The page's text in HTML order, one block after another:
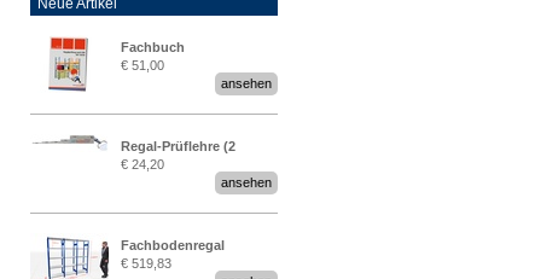
Neue Artikel
Fachbuch
„Regalprüfung nach DIN
€ 51,00
ansehen
Regal-Prüflehre (2
Stück)
€ 24,20
ansehen
Fachbodenregal
Stecksystem MultiPlus
€ 519,83